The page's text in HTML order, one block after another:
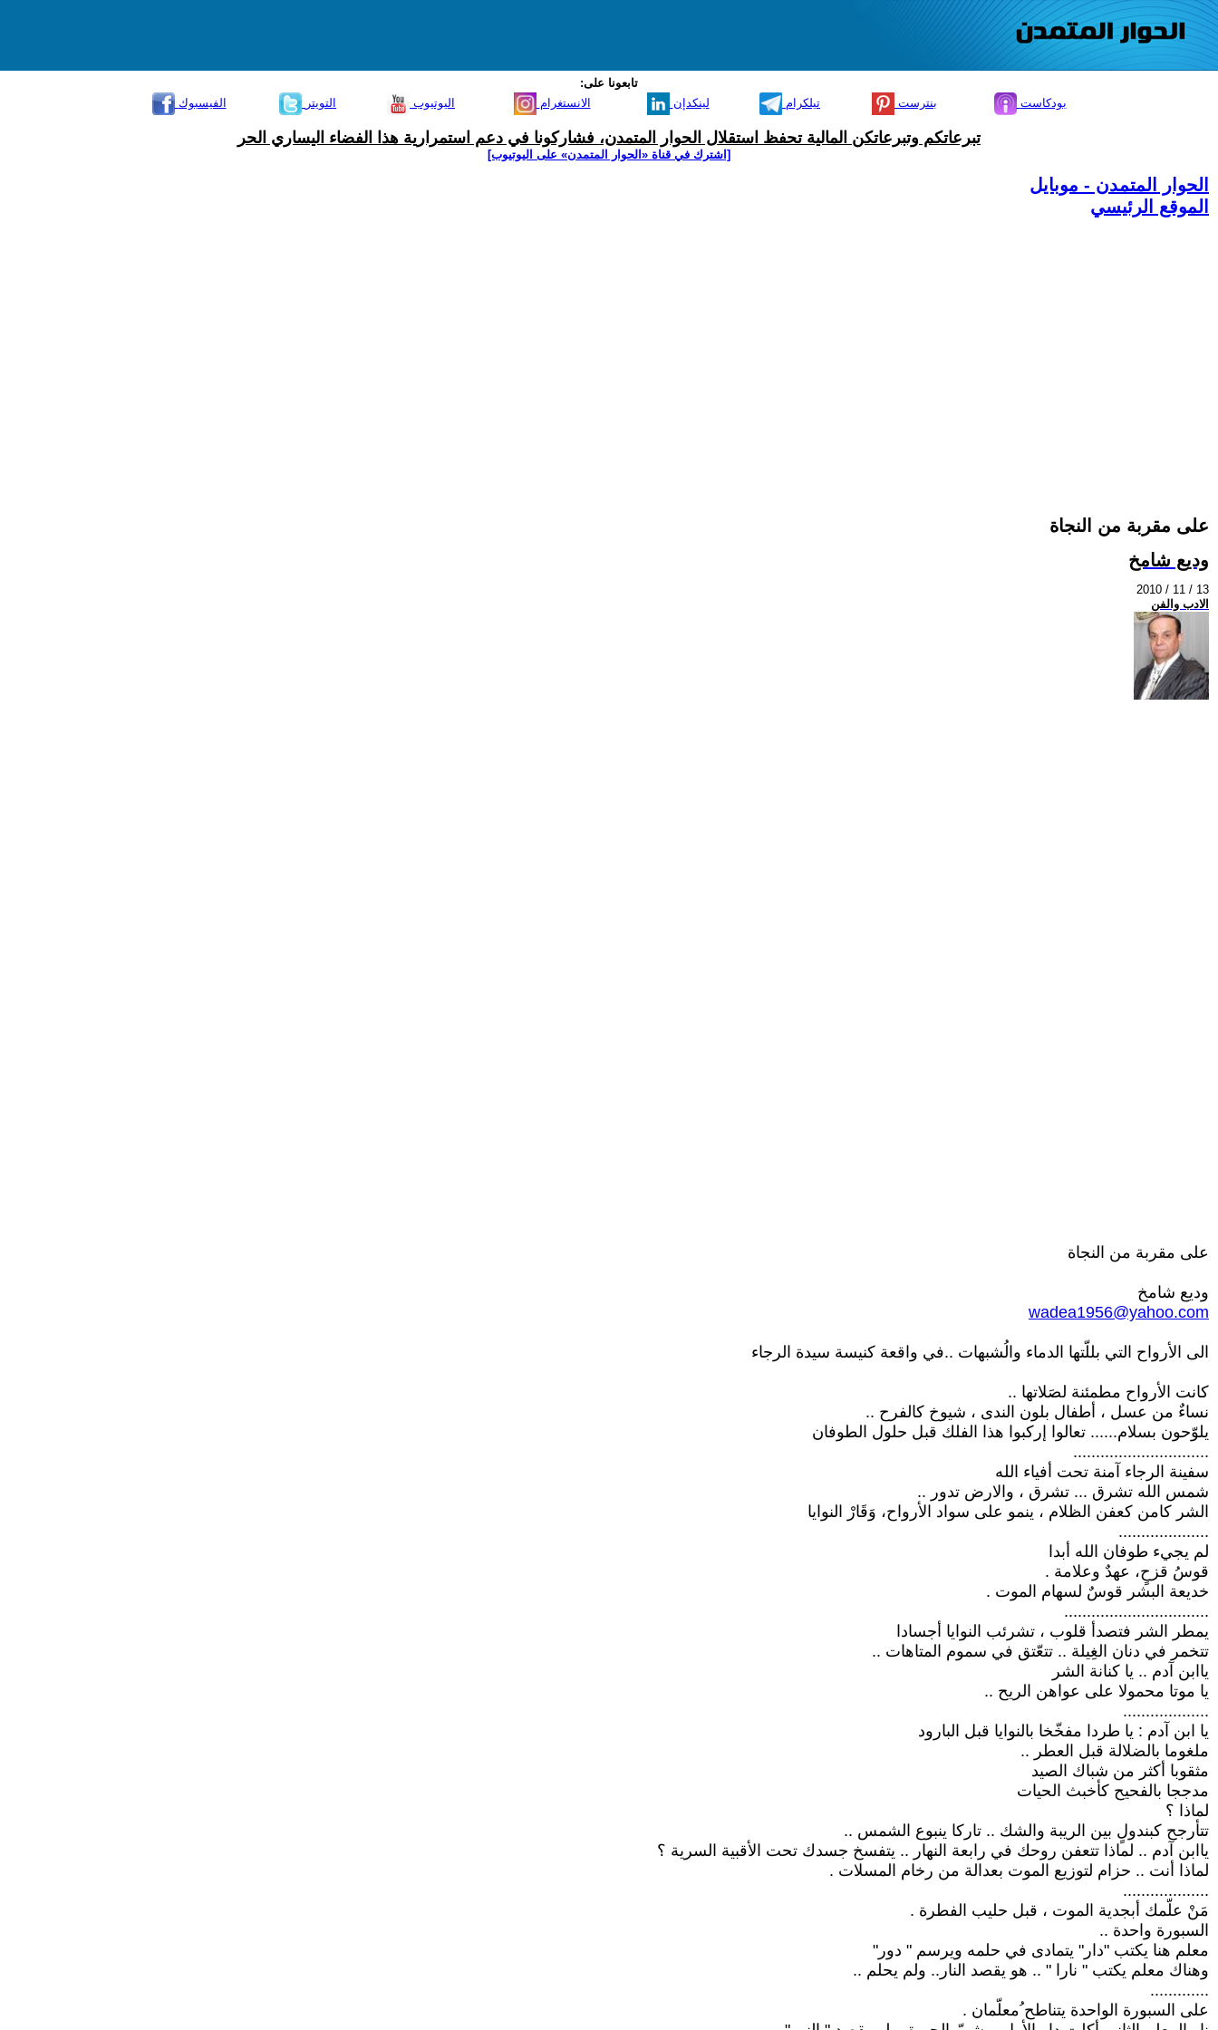
تابعونا على:
الفيسبوك
التويتر اليوتيوب الانستغرام لينكدإن تيلكرام بنترست بودكاست
تبرعاتكم وتبرعاتكن المالية تحفظ استقلال الحوار المتمدن، فشاركونا في دعم استمرارية هذا الفضاء اليساري الحر
[اشترك في قناة ‫«الحوار المتمدن» على اليوتيوب]
الحوار المتمدن - موبايل
الموقع الرئيسي
على مقربة من النجاة
وديع شامخ
2010 / 11 / 13
الادب والفن
على مقربة من النجاة
وديع شامخ
wadea1956@yahoo.com
الى الأرواح التي بللّتها الدماء والُشبهات ..في واقعة كنيسة سيدة الرجاء
كانت الأرواح مطمئنة لصَلاتها ..
نساءٌ من عسل ، أطفال بلون الندى ، شيوخ كالفرح ..
يلوّحون بسلام...... تعالوا إركبوا هذا الفلك قبل حلول الطوفان
..............................
سفينة الرجاء آمنة تحت أفياء الله
شمس الله تشرق ... تشرق ، والارض تدور ..
الشر كامن كعفن الظلام ، ينمو على سواد الأرواح، وَقَارْ النوايا
....................
لم يجيء طوفان الله أبدا
قوسُ قزحٍ، عهدٌ وعلامة .
خديعة البشر قوسٌ لسهام الموت .
................................
يمطر الشر فتصدأ قلوب ، تشرئب النوايا أجسادا
تتخمر في دنان الغِيلة .. تتعّتق في سموم المتاهات ..
ياابن آدم .. يا كنانة الشر
يا موتا محمولا على عواهن الريح ..
...................
يا ابن آدم : يا طردا مفخّخا بالنوايا قبل البارود
ملغوما بالضلالة قبل العطر ..
مثقوبا أكثر من شباك الصيد
مدججا بالفحيح كأخبث الحيات
لماذا ؟
تتأرجح كبندولٍ بين الريبة والشك .. تاركا ينبوع الشمس ..
ياابن آدم .. لماذا تتعفن روحك في رابعة النهار .. يتفسخ جسدك تحت الأقبية السرية ؟
لماذا أنت .. حزام لتوزيع الموت بعدالة من رخام المسلات .
...................
مَنْ علّمك أبجدية الموت ، قبل حليب الفطرة .
السبورة واحدة ..
معلم هنا يكتب "دار" يتمادى في حلمه ويرسم " دور"
وهناك معلم يكتب " نارا " .. هو يقصد النار.. ولم يحلم ..
.............
على السبورة الواحدة يتناطح ُمعلّمان .